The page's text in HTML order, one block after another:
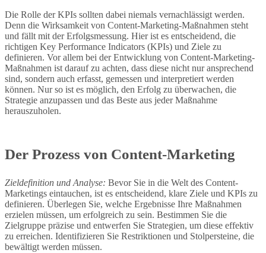
Die Rolle der KPIs sollten dabei niemals vernachlässigt werden.
Denn die Wirksamkeit von Content-Marketing-Maßnahmen steht
und fällt mit der Erfolgsmessung. Hier ist es entscheidend, die
richtigen Key Performance Indicators (KPIs) und Ziele zu
definieren. Vor allem bei der Entwicklung von Content-Marketing-
Maßnahmen ist darauf zu achten, dass diese nicht nur ansprechend
sind, sondern auch erfasst, gemessen und interpretiert werden
können. Nur so ist es möglich, den Erfolg zu überwachen, die
Strategie anzupassen und das Beste aus jeder Maßnahme
herauszuholen.
Der Prozess von Content-Marketing
Zieldefinition und Analyse: Bevor Sie in die Welt des Content-
Marketings eintauchen, ist es entscheidend, klare Ziele und KPIs zu
definieren. Überlegen Sie, welche Ergebnisse Ihre Maßnahmen
erzielen müssen, um erfolgreich zu sein. Bestimmen Sie die
Zielgruppe präzise und entwerfen Sie Strategien, um diese effektiv
zu erreichen. Identifizieren Sie Restriktionen und Stolpersteine, die
bewältigt werden müssen.